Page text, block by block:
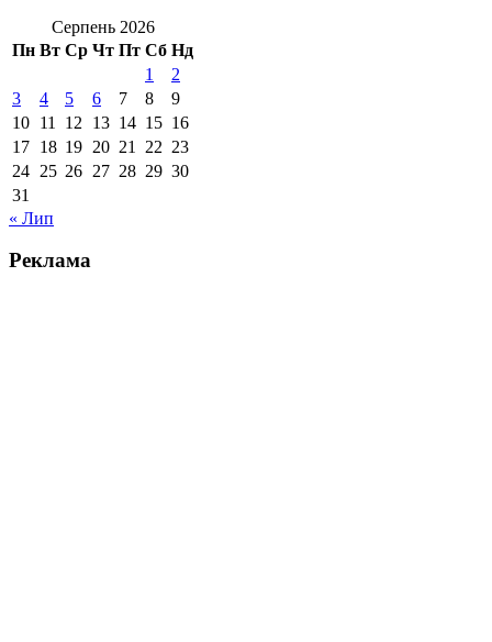
Серпень 2026
Пн Вт Ср Чт Пт Сб Нд
1
2
3
4 5 6 7 8
9
10 11 12 13 14 15 16
17 18 19 20 21 22 23
24 25 26 27 28 29 30
31
« Лип
Реклама